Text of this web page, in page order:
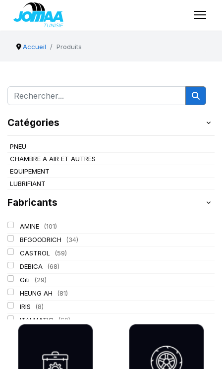
Accueil Produits
Catégories
PNEU
CHAMBRE A AIR ET AUTRES
EQUIPEMENT
LUBRIFIANT
Fabricants
AMINE
(101)
BFGOODRICH
(34)
CASTROL
(59)
DEBICA
(68)
Giti
(29)
HEUNG AH
(81)
IRIS
(8)
ITALMATIC
(60)
LING LONG (152)